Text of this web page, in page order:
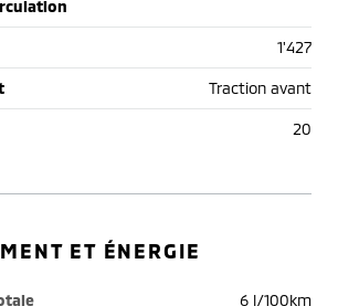
1'427
Traction avant
20
ET ÉNERGIE
6 l/100km